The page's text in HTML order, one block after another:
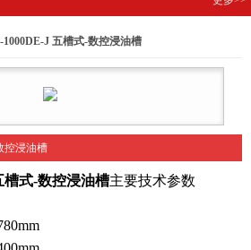
J 五槽式-数控浸油槽
控浸油槽
槽式-数控浸油槽主要技术参数